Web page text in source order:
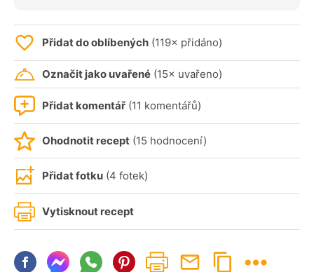
Přidat do oblíbených (119× přidáno)
Označit jako uvařené (15× uvařeno)
Přidat komentář (11 komentářů)
Ohodnotit recept (15 hodnocení)
Přidat fotku (4 fotek)
Vytisknout recept